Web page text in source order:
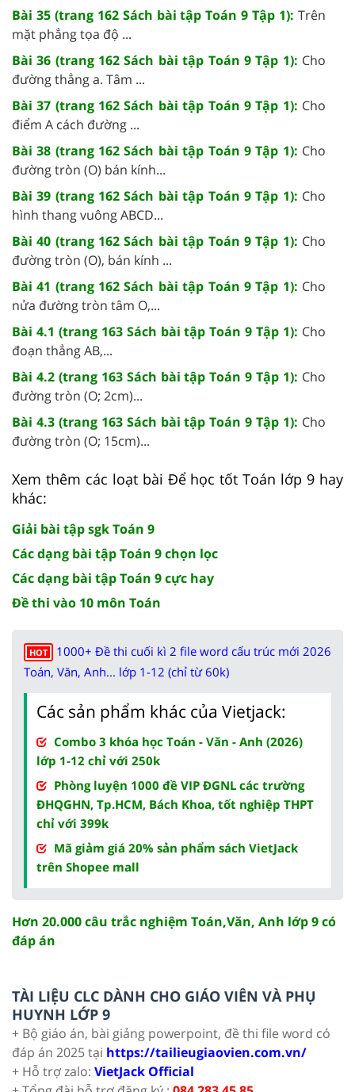
Bài 35 (trang 162 Sách bài tập Toán 9 Tập 1): Trên
mặt phẳng tọa độ ...
Bài 36 (trang 162 Sách bài tập Toán 9 Tập 1): Cho
đường thẳng a. Tâm ...
Bài 37 (trang 162 Sách bài tập Toán 9 Tập 1): Cho
điểm A cách đường ...
Bài 38 (trang 162 Sách bài tập Toán 9 Tập 1): Cho
đường tròn (O) bán kính...
Bài 39 (trang 162 Sách bài tập Toán 9 Tập 1): Cho
hình thang vuông ABCD...
Bài 40 (trang 162 Sách bài tập Toán 9 Tập 1): Cho
đường tròn (O), bán kính ...
Bài 41 (trang 162 Sách bài tập Toán 9 Tập 1): Cho
nửa đường tròn tâm O,...
Bài 4.1 (trang 163 Sách bài tập Toán 9 Tập 1): Cho
đoạn thẳng AB,...
Bài 4.2 (trang 163 Sách bài tập Toán 9 Tập 1): Cho
đường tròn (O; 2cm)...
Bài 4.3 (trang 163 Sách bài tập Toán 9 Tập 1): Cho
đường tròn (O; 15cm)...
Xem thêm các loạt bài Để học tốt Toán lớp 9 hay
khác:
Giải bài tập sgk Toán 9
Các dạng bài tập Toán 9 chọn lọc
Các dạng bài tập Toán 9 cực hay
Đề thi vào 10 môn Toán
HOT
1000+ Đề thi cuối kì 2 file word cấu trúc mới 2026
Toán, Văn, Anh... lớp 1-12 (chỉ từ 60k)
Các sản phẩm khác của Vietjack:
Combo 3 khóa học Toán - Văn - Anh (2026)
lớp 1-12 chỉ với 250k
Phòng luyện 1000 đề VIP ĐGNL các trường
ĐHQGHN, Tp.HCM, Bách Khoa, tốt nghiệp THPT
chỉ với 399k
Mã giảm giá 20% sản phẩm sách VietJack
trên Shopee mall
Hơn 20.000 câu trắc nghiệm Toán,Văn, Anh lớp 9 có
đáp án
TÀI LIỆU CLC DÀNH CHO GIÁO VIÊN VÀ PHỤ
HUYNH LỚP 9
+ Bộ giáo án, bài giảng powerpoint, đề thi file word có
đáp án 2025 tại https://tailieugiaovien.com.vn/
+ Hỗ trợ zalo: VietJack Official